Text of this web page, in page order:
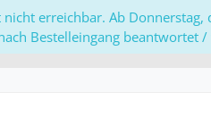
erreichbar. Ab
Bestelleingang beantwortet /